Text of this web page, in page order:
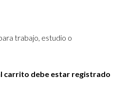
trabajo, estudio o
carrito debe estar registrado